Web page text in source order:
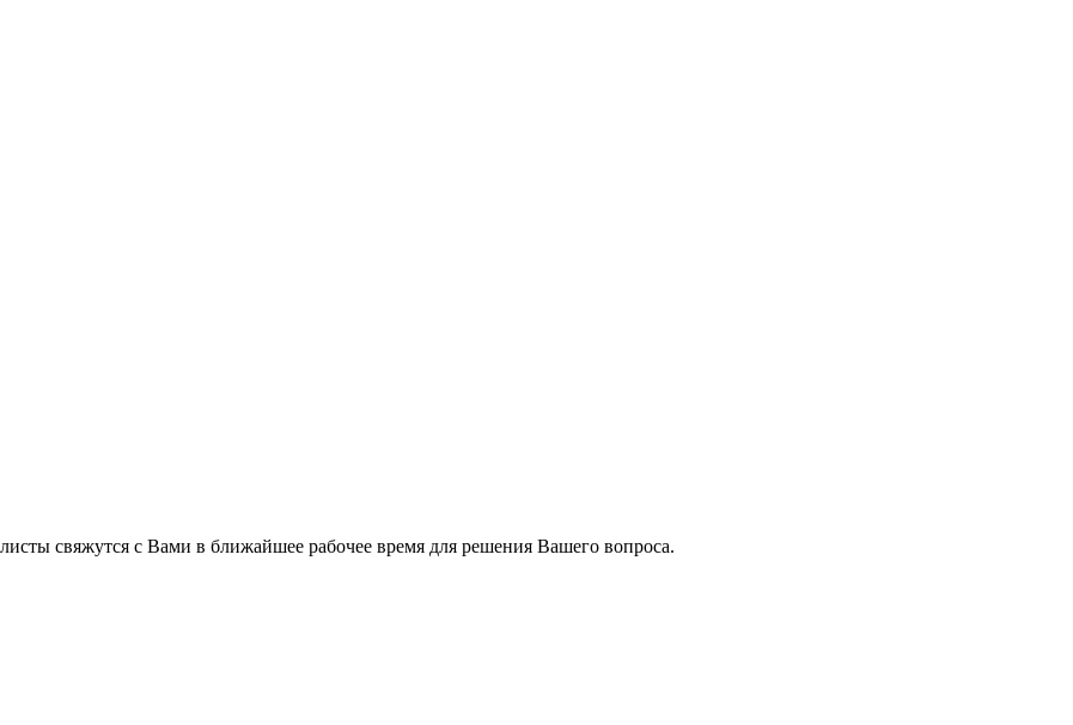
свяжутся с Вами в ближайшее рабочее время для решения Вашего вопроса.